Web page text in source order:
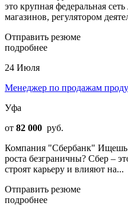
это крупная федеральная
магазинов, регулятором
Отправить резюме
подробнее
24 Июля
Менеджер по продажам
Уфа
от 82 000 руб.
Компания "Сбербанк" Ищешь
роста безграничны? Сбер –
строят карьеру и влияют на...
Отправить резюме
подробнее